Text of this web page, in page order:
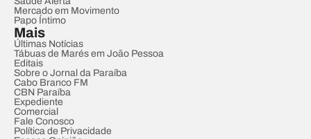
Mercado em Movimento
Papo Íntimo
Mais
Últimas Notícias
Tábuas de Marés em João Pessoa
Editais
Sobre o Jornal da Paraíba
Cabo Branco FM
CBN Paraíba
Expediente
Comercial
Fale Conosco
Política de Privacidade